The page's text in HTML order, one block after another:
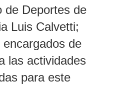
de Deportes de
Luis Calvetti;
de
las actividades
para este